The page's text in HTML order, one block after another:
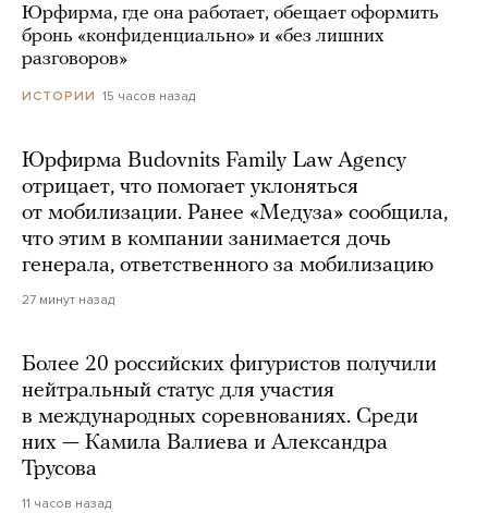
Юрфирма, где она работает, обещает оформить
бронь «конфиденциально» и «без лишних
разговоров»
ИСТОРИИ 15 часов назад
Юрфирма Budovnits Family Law Agency
отрицает, что помогает уклоняться
от мобилизации. Ранее «Медуза» сообщила,
что этим в компании занимается дочь
генерала, ответственного за мобилизацию
27 минут назад
Более 20 российских фигуристов получили
нейтральный статус для участия
в международных соревнованиях. Среди
них — Камила Валиева и Александра
Трусова
11 часов назад